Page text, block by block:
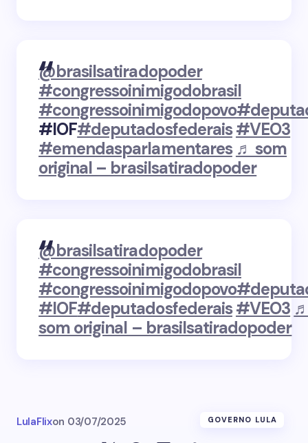
@brasilsatiradopoder
#congressoinimigodobrasil
#congressoinimigodopovo
#IOF#deputadosfederais#VEO3
#emendasparlamentares ♬ som
original – brasilsatiradopoder
@brasilsatiradopoder
#congressoinimigodobrasil
#congressoinimigodopovo
#IOF#deputadosfederais#VEO3
som original – brasilsatiradopoder
LulaFlixon 03/07/2025 GOVERNO LULA